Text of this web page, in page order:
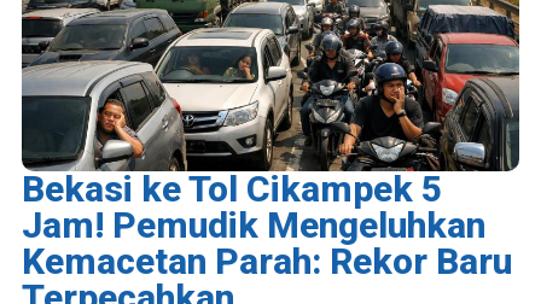
Bekasi ke Tol Cikampek 5
Jam! Pemudik Mengeluhkan
Kemacetan Parah: Rekor Baru